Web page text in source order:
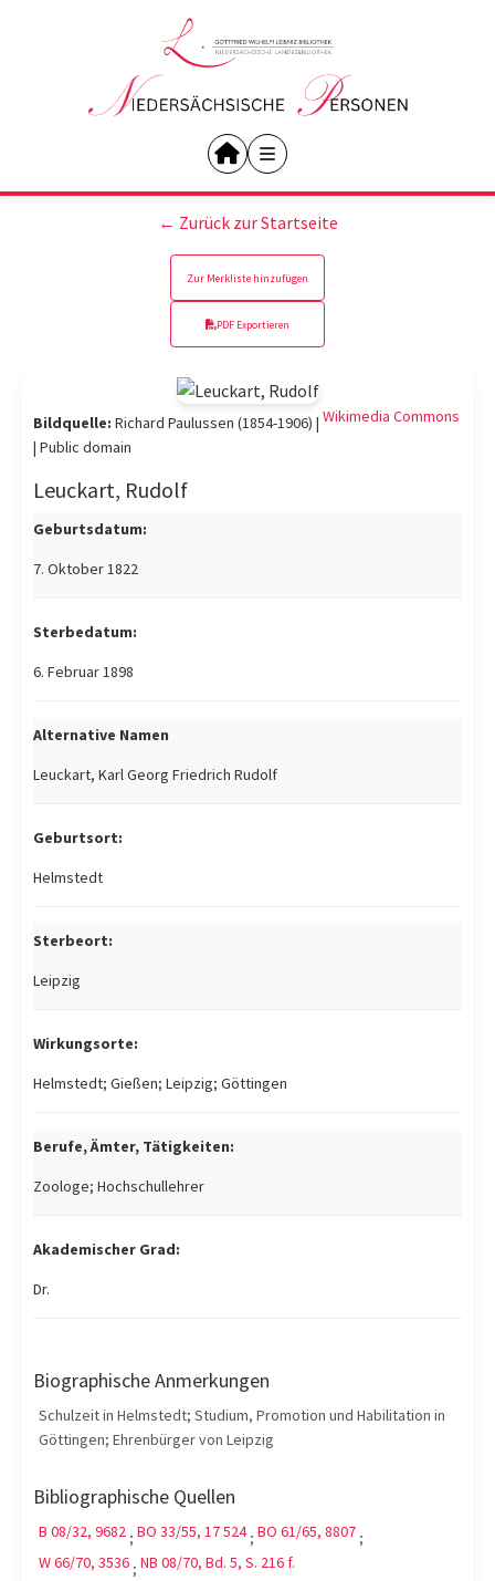
← Zurück zur Startseite
Zur Merkliste hinzufügen
PDF Exportieren
Leuckart, Rudolf
Geburtsdatum:
7. Oktober 1822
Sterbedatum:
6. Februar 1898
Alternative Namen
Leuckart, Karl Georg Friedrich Rudolf
Geburtsort:
Helmstedt
Sterbeort:
Leipzig
Wirkungsorte:
Helmstedt; Gießen; Leipzig; Göttingen
Berufe, Ämter, Tätigkeiten:
Zoologe; Hochschullehrer
Akademischer Grad:
Dr.
Biographische Anmerkungen
Schulzeit in Helmstedt; Studium, Promotion und Habilitation in
Göttingen; Ehrenbürger von Leipzig
Bibliographische Quellen
B 08/32, 9682 ; BO 33/55, 17 524 ; BO 61/65, 8807 ;
W 66/70, 3536 ; NB 08/70, Bd. 5, S. 216 f.
Bildquelle: Richard Paulussen (1854-1906) | Wikimedia Commons
| Public domain